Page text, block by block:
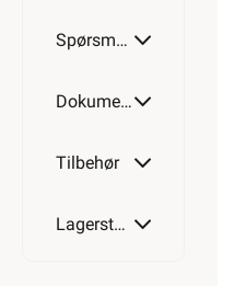
Spørsmål og svar
Dokumentasjon
Tilbehør
Lagerstatus